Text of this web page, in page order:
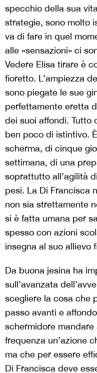
specchio della sua
strategie, sono molto
va di fare in quel
alle «sensazioni» ci
Vedere Elisa tirare è
fioretto. L’ampiezza
sono piegate le sue
perfettamente eretta
dei suoi affondi. Tutto
ben poco di istintivo.
scherma, di cinque
settimana, di una
soprattutto all’agilità
pesi. La Di Francisca
non sia strettamente
si è fatta umana per
spesso con azioni
insegna al suo allievo
Da buona jesina ha
sull’avanzata
scegliere la cosa che
passo avanti e
schermidore
frequenza un’azione
ma che per essere
Di Francisca deve